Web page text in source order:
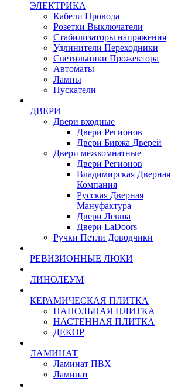
ЭЛЕКТРИКА
Кабели Провода
Розетки Выключатели
Стабилизаторы напряжения
Удлинители Переходники
Светильники Прожектора
Автоматы
Лампы
Пускатели
ДВЕРИ
Двери входные
Двери Регионов
Двери Биржа Дверей
Двери межкомнатные
Двери Регионов
Владимирская Дверная
Компания
Русская Дверная
Мануфактура
Двери Левша
Двери LaDoors
Ручки Петли Доводчики
РЕВИЗИОННЫЕ ЛЮКИ
ЛИНОЛЕУМ
КЕРАМИЧЕСКАЯ ПЛИТКА
НАПОЛЬНАЯ ПЛИТКА
НАСТЕННАЯ ПЛИТКА
ДЕКОР
ЛАМИНАТ
Ламинат ПВХ
Ламинат